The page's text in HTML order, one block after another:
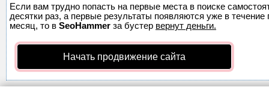
Если вам трудно попасть на первые места в поиске
десятки раз, а первые результаты появляются уже в
месяц, то в SeoHammer за бустер вернут деньги.
Начать продвижение сайта